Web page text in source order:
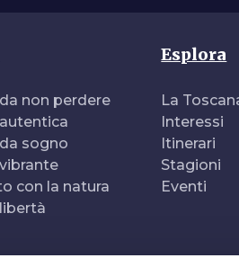
non perdere
sogno
con la natura
Esplora
La
Interessi
Itinerari
Stagioni
Eventi